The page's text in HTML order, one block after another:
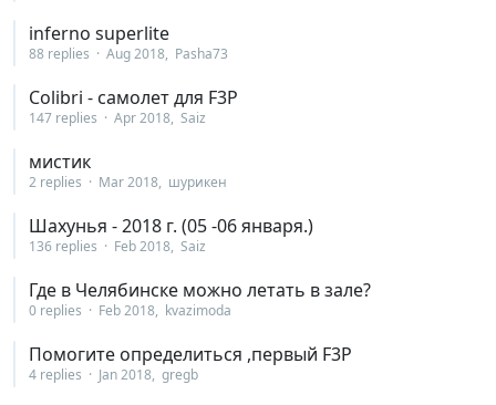
inferno superlite
88 replies Aug 2018 Pasha73
Colibri - самолет для F3P
147 replies Apr 2018 Saiz
мистик
2 replies Mar 2018 шурикен
Шахунья - 2018 г. (05 -06 января.)
136 replies Feb 2018 Saiz
Где в Челябинске можно летать в зале?
0 replies Feb 2018 kvazimoda
Помогите определиться ,первый F3P
4 replies Jan 2018 gregb